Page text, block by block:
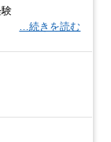
…続きを読む